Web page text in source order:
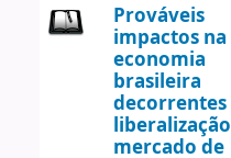
Prováveis
impactos na
economia
brasileira
decorrentes
mercado de